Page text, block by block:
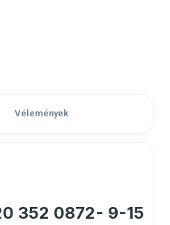
Vélemények
352 0872- 9-15